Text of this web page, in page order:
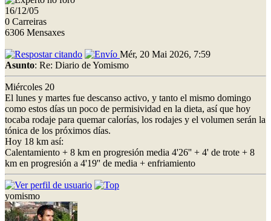
16/12/05
0 Carreiras
6306 Mensaxes
Mér, 20 Mai 2026, 7:59
Asunto: Re: Diario de Yomismo
Miércoles 20
El lunes y martes fue descanso activo, y tanto el mismo domingo
como estos días un poco de permisividad en la dieta, así que hoy
tocaba rodaje para quemar calorías, los rodajes y el volumen serán la
tónica de los próximos días.
Hoy 18 km así:
Calentamiento + 8 km en progresión media 4'26'' + 4' de trote + 8
km en progresión a 4'19'' de media + enfriamiento
yomismo